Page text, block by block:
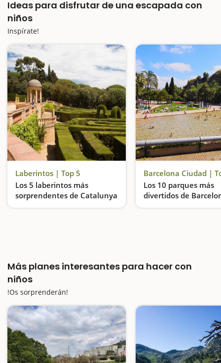
Ideas para disfrutar de una escapada con
niños
Inspírate!
Laberintos | Top 5
Los 5 laberintos más
sorprendentes de Catalunya
Entramos en el Parque de las Móres, el Parque del Laberinto de Horta de Barcelona, en el Parque de Torreblanca, en el Laberinto de Blat de Moro y en el Laberinto de Horta
Barcelona Ciudad |
Los 10 parques más
divertidos de
Más planes interesantes para hacer con
niños
!Os sorprenderán!